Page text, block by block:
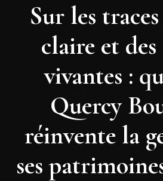
Sur les traces
claire et
vivantes :
Quercy
réinvente la
ses